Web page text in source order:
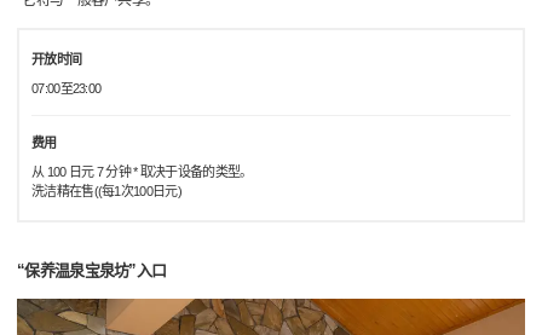
开放时间
07:00至23:00
费用
从 100 日元 7 分钟 * 取决于设备的类型。
洗洁精在售((每1次100日元)
“保养温泉宝泉坊”入口